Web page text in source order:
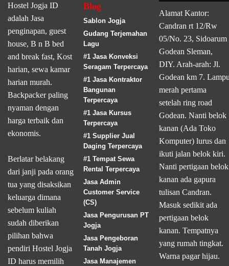
Hostel Jogja ID
adalah Jasa
penginapan, guest
house, B n B bed
and break fast, Kost
harian, sewa kamar
harian murah.
Backpacker paling
nyaman dengan
harga terbaik dan
ekonomis.
Berlatar belakang
dari janji pada orang
tua yang disaksikan
keluarga dimana
sebelum kuliah
sudah diberikan
pilihan bahwa
pendiri Hostel Jogja
ID harus memilih
Blog
Sablon Jogja
Gudang Terjemahan
Lagu
#1 Jasa Konveksi
Seragam Terpercaya
#1 Jasa Kontraktor
Bangunan
Terpercaya
#1 Jasa Kursus
Terpercaya
#1 Supplier Jual
Daging Terpercaya
#1 Tempat Sewa
Rental Terpercaya
Jasa Admin
Customer Service
(CS)
Jasa Pengurusan PT
Jogja
Jasa Pengeboran
Tanah Jogja
Jasa Manajemen
Alamat Kantor:
Candran rt 12/Rw
05/No. 23, Sidoarum
Godean Sleman,
DIY. Arah-arah: Jl.
Godean km 7.
merah pertama
setelah ring road
Godean. Nanti belok
kanan (Ada Toko
Komputer) lurus dan
ikuti jalan belok kiri.
Nanti pertigaan belok
kanan ada gapura
tulisan Candran.
Masuk sedikit ada
pertigaan belok
kanan. Tempatnya
yang rumah tingkat.
Warna pagar hijau.